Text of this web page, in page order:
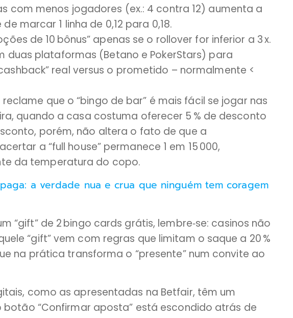
com menos jogadores (ex.: 4 contra 12) aumenta a
marcar 1 linha de 0,12 para 0,18.
de 10 bônus” apenas se o rollover for inferior a 3 x.
duas plataformas (Betano e PokerStars) para
real versus o prometido – normalmente <
que o “bingo de bar” é mais fácil se jogar nas
quando a casa costuma oferecer 5 % de desconto
porém, não altera o fato de que a
a “full house” permanece 1 em 15 000,
da temperatura do copo.
a verdade nua e crua que ninguém tem coragem
“gift” de 2 bingo cards grátis, lembre‑se: casinos não
“gift” vem com regras que limitam o saque a 20 %
na prática transforma o “presente” num convite ao
como as apresentadas na Betfair, têm um
botão “Confirmar aposta” está escondido atrás de